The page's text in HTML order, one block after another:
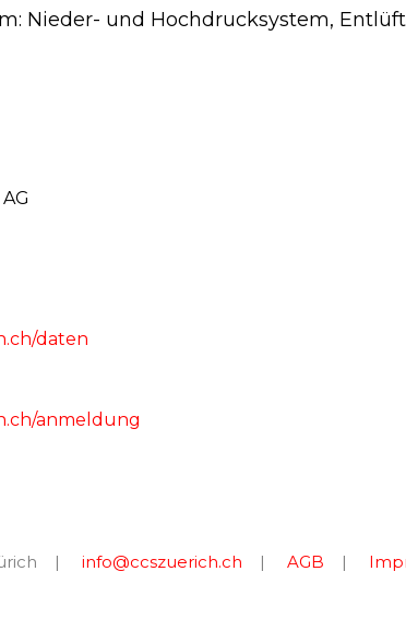
Nieder- und Hochdrucksystem,
daten
anmeldung
| info@ccszuerich.ch | AGB |